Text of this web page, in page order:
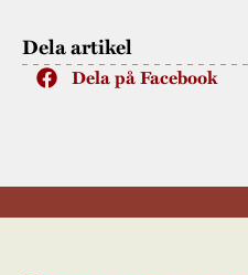
Dela artikel
Dela på Facebook